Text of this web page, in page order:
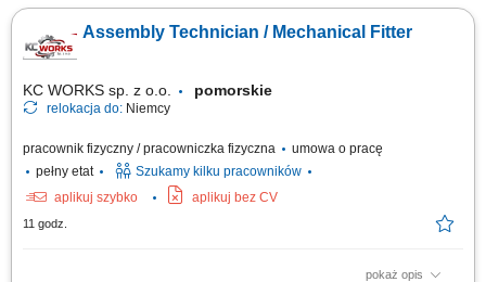
Assembly Technician / Mechanical Fitter
KC WORKS sp. z o.o. pomorskie
relokacja do: Niemcy
pracownik fizyczny / pracowniczka fizyczna
umowa o pracę
pełny etat
Szukamy kilku pracowników
aplikuj szybko
aplikuj bez CV
11 godz.
pokaż opis